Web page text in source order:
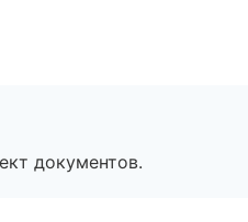
документов.